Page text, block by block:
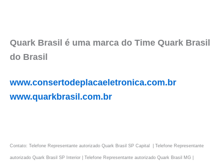
Quark Brasil é uma marca do Time Quark Brasil
do Brasil
www.consertodeplacaeletronica.com.br
www.quarkbrasil.com.br
Contato: Telefone Representante autorizado Quark Brasil SP Capital | Telefone Representante
autorizado Quark Brasil SP Interior | Telefone Representante autorizado Quark Brasil MG |